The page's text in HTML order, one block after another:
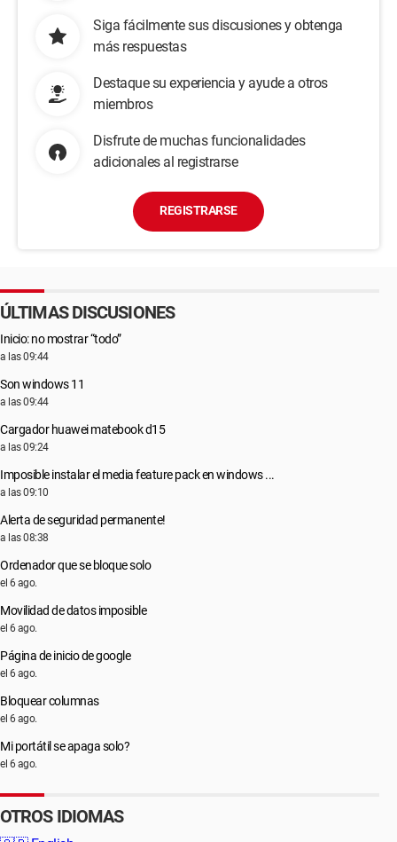
Siga fácilmente sus discusiones y obtenga
más respuestas
Destaque su experiencia y ayude a otros
miembros
Disfrute de muchas funcionalidades
adicionales al registrarse
REGISTRARSE
ÚLTIMAS DISCUSIONES
Inicio: no mostrar “todo”
a las 09:44
Son windows 11
a las 09:44
Cargador huawei matebook d15
a las 09:24
Imposible instalar el media feature pack en windows ...
a las 09:10
Alerta de seguridad permanente!
a las 08:38
Ordenador que se bloque solo
el 6 ago.
Movilidad de datos imposible
el 6 ago.
Página de inicio de google
el 6 ago.
Bloquear columnas
el 6 ago.
Mi portátil se apaga solo?
el 6 ago.
OTROS IDIOMAS